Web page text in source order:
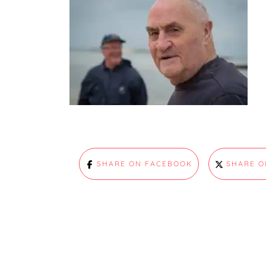
SHARE ON FACEBOOK SHARE